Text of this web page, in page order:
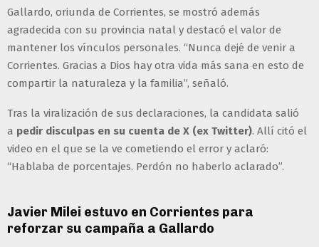
Gallardo, oriunda de Corrientes, se mostró además
agradecida con su provincia natal y destacó el valor de
mantener los vínculos personales. “Nunca dejé de venir a
Corrientes. Gracias a Dios hay otra vida más sana en esto de
compartir la naturaleza y la familia”, señaló.
Tras la viralización de sus declaraciones, la candidata salió
a pedir disculpas en su cuenta de X (ex Twitter). Allí citó el
video en el que se la ve cometiendo el error y aclaró:
“Hablaba de porcentajes. Perdón no haberlo aclarado”.
Javier Milei estuvo en Corrientes para
reforzar su campaña a Gallardo